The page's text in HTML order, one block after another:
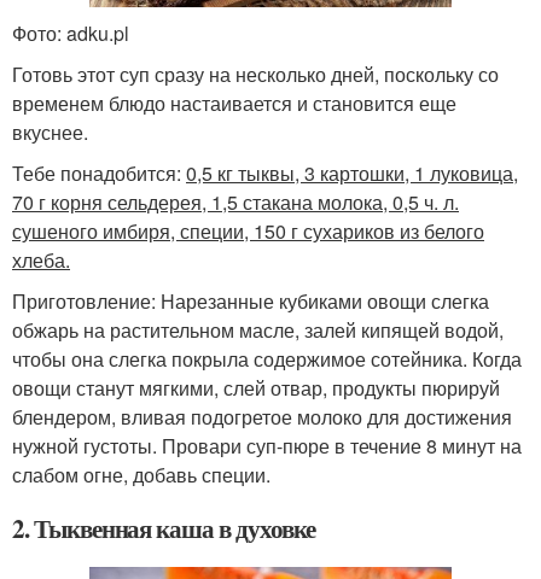
Фото: adku.pl
Готовь этот суп сразу на несколько дней, поскольку со
временем блюдо настаивается и становится еще
вкуснее.
Тебе понадобится: 0,5 кг тыквы, 3 картошки, 1 луковица,
70 г корня сельдерея, 1,5 стакана молока, 0,5 ч. л.
сушеного имбиря, специи, 150 г сухариков из белого
хлеба.
Приготовление: Нарезанные кубиками овощи слегка
обжарь на растительном масле, залей кипящей водой,
чтобы она слегка покрыла содержимое сотейника. Когда
овощи станут мягкими, слей отвар, продукты пюрируй
блендером, вливая подогретое молоко для достижения
нужной густоты. Провари суп-пюре в течение 8 минут на
слабом огне, добавь специи.
2. Тыквенная каша в духовке